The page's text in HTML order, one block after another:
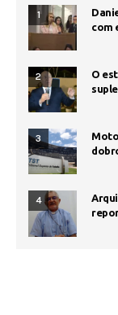
1
com
2
O
3
4